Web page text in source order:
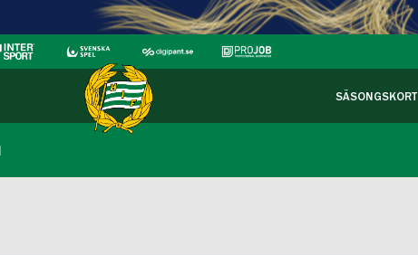
SÄSONGSKORT